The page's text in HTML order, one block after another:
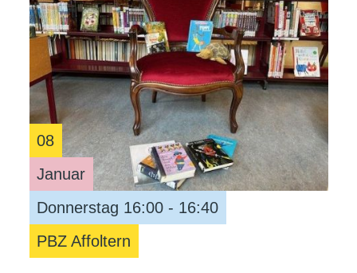
08
Januar
Donnerstag 16:00 - 16:40
PBZ Affoltern